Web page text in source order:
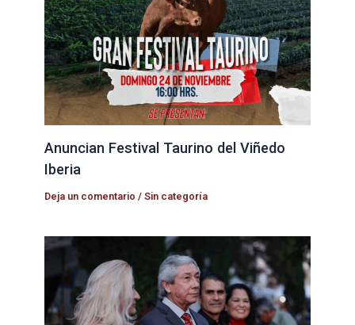
Anuncian Festival Taurino del Viñedo
Iberia
Deja un comentario /Sin categoría